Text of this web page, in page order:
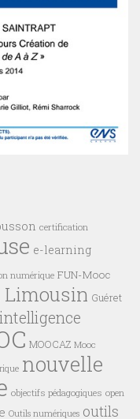
certification
e-learning
numérique FUN-Mooc
Limousin Guéret
intelligence
MOOCAZ Mooc
nouvelle
objectifs pédagogiques open
Outils numériques outils